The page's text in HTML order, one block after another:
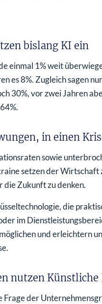
bislang KI ein
einmal 1% weit
es 8%. Zugleich sagen
30%, vor zwei Jahren
in einen
sowie
setzen der Wirtschaft
die Zukunft zu denken.
die
im
und erleichtern
nutzen
der